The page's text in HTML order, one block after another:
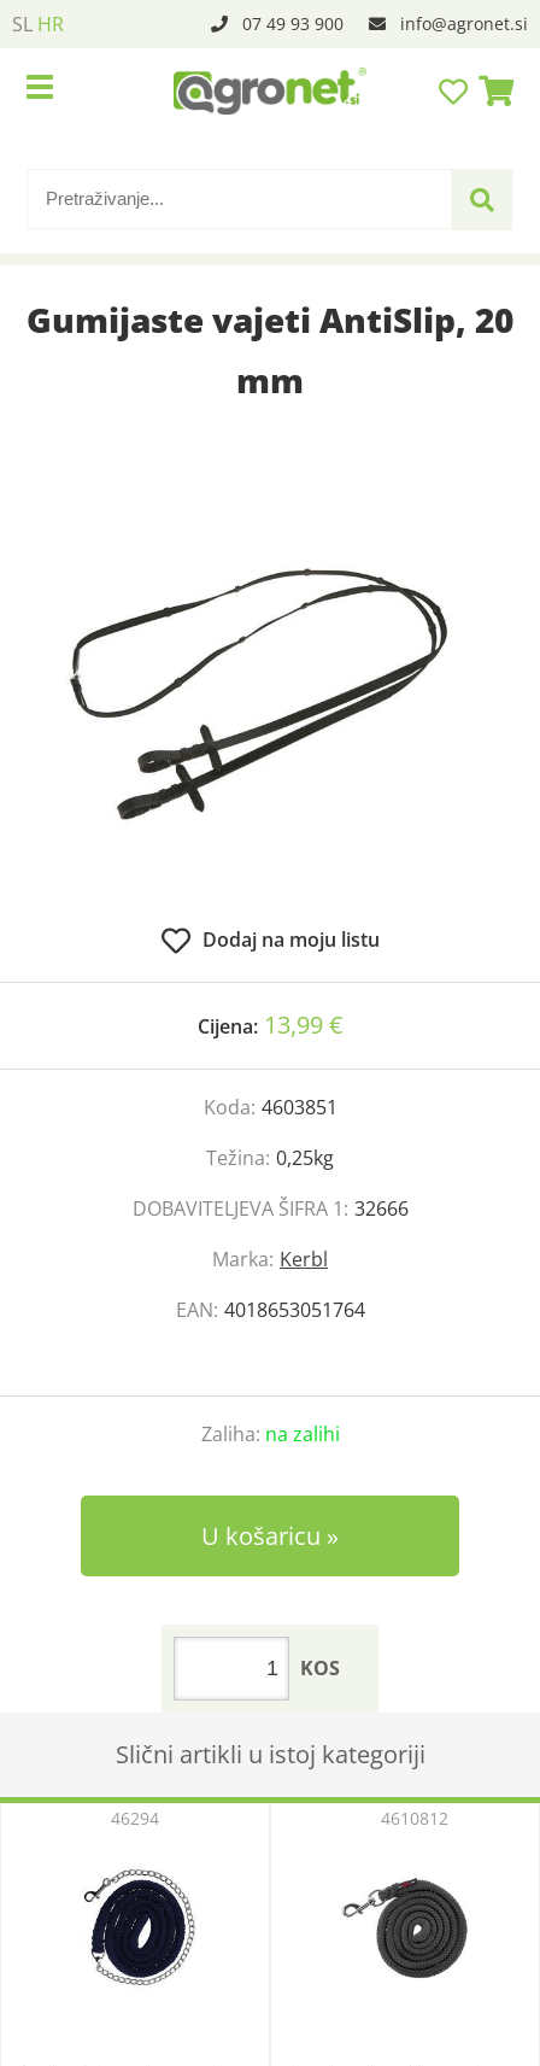
SL HR 07 49 93 900 info agronet.si
Gumijaste vajeti AntiSlip, 20
mm
Dodaj na moju listu
Cijena: 13,99 €
Koda: 4603851
Težina: 0,25kg
DOBAVITELJEVA ŠIFRA 1: 32666
Marka: Kerbl
EAN: 4018653051764
Zaliha: na zalihi
U košaricu
KOS
Slični artikli u istoj kategoriji
46294 4610812